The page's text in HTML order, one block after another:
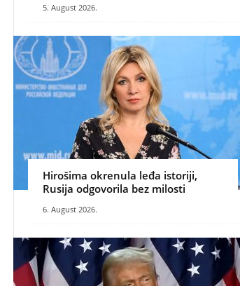
5. August 2026.
Hirošima okrenula leđa istoriji,
Rusija odgovorila bez milosti
6. August 2026.